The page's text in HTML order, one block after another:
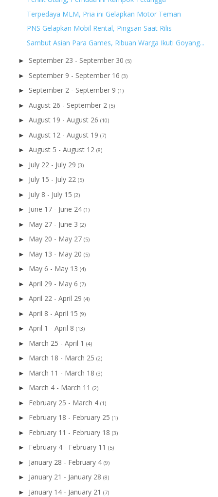
Terpedaya MLM, Pria ini Gelapkan Motor Teman
PNS Gelapkan Mobil Rental, Pingsan Saat Rilis
Sambut Asian Para Games, Ribuan Warga Ikuti Goyang...
► September 23 - September 30 (5)
► September 9 - September 16 (3)
► September 2 - September 9 (1)
► August 26 - September 2 (5)
► August 19 - August 26 (10)
► August 12 - August 19 (7)
► August 5 - August 12 (8)
► July 22 - July 29 (3)
► July 15 - July 22 (5)
► July 8 - July 15 (2)
► June 17 - June 24 (1)
► May 27 - June 3 (2)
► May 20 - May 27 (5)
► May 13 - May 20 (5)
► May 6 - May 13 (4)
► April 29 - May 6 (7)
► April 22 - April 29 (4)
► April 8 - April 15 (9)
► April 1 - April 8 (13)
► March 25 - April 1 (4)
► March 18 - March 25 (2)
► March 11 - March 18 (3)
► March 4 - March 11 (2)
► February 25 - March 4 (1)
► February 18 - February 25 (1)
► February 11 - February 18 (3)
► February 4 - February 11 (5)
► January 28 - February 4 (9)
► January 21 - January 28 (8)
► January 14 - January 21 (7)